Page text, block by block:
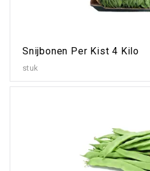
Snijbonen Per Kist 4 Kilo
stuk